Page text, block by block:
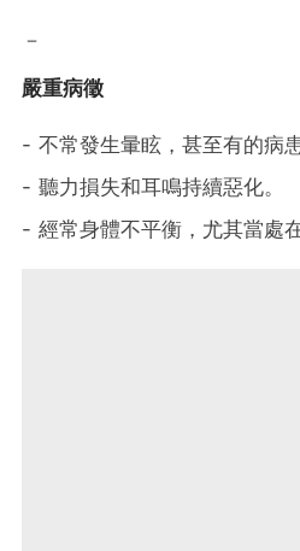
－
嚴重病徵
- 不常發生暈眩，甚至有的病
- 聽力損失和耳鳴持續惡化。
- 經常身體不平衡，尤其當處